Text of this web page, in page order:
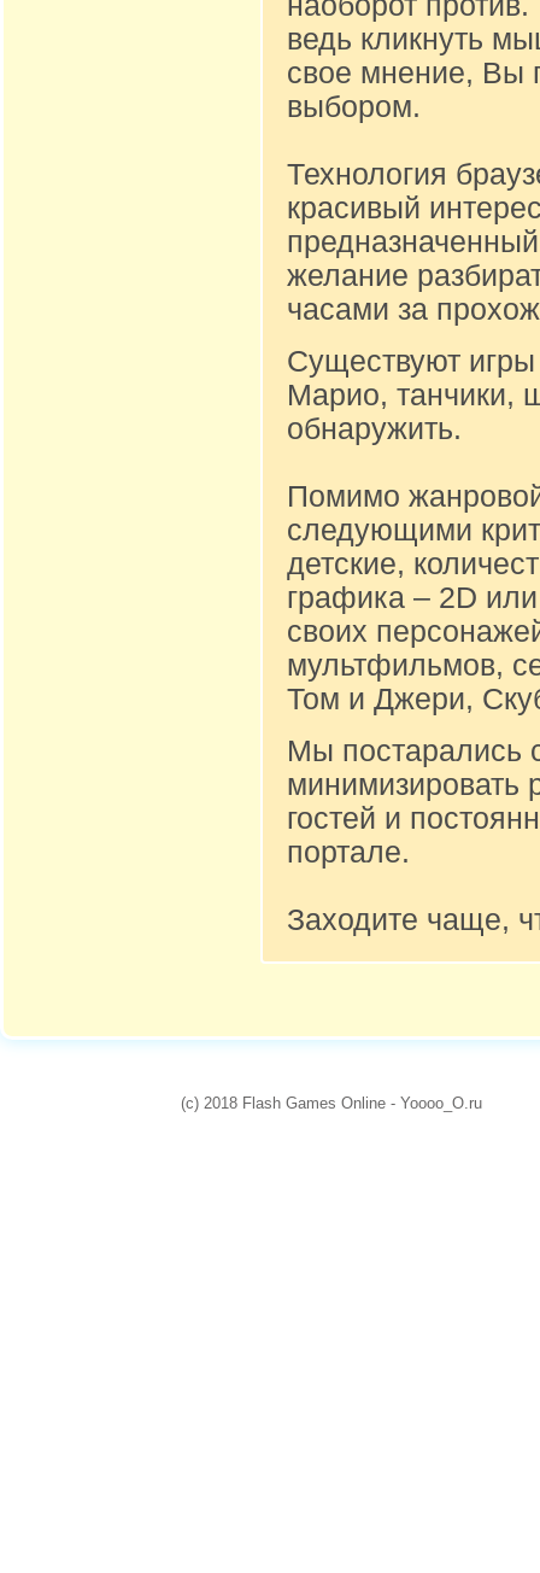
ведь кликнуть
свое мнение, Вы
выбором.
Технология
красивый
желание
часами за
Существуют игры
Марио, танчики,
обнаружить.
Помимо
следующими
детские,
графика – 2D
своих
мультфильмов,
Том и Джери,
Мы постарались
минимизировать
гостей и
портале.
Заходите чаще,
(c) 2018 Flash Games Online - Yoooo_O.ru